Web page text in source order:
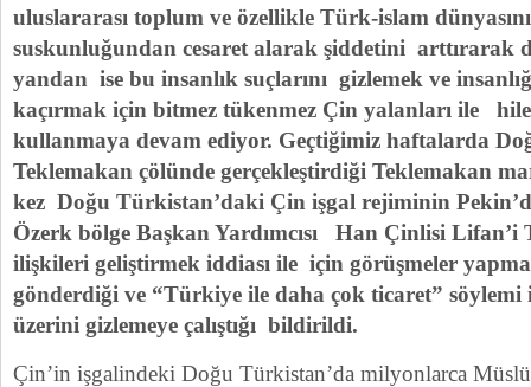
uluslararası toplum ve özellikle Türk-islam
suskunluğundan cesaret alarak şiddetini arttırarak
yandan ise bu insanlık suçlarını gizlemek ve
kaçırmak için bitmez tükenmez Çin yalanları ile
kullanmaya devam ediyor. Geçtiğimiz haftalarda
Teklemakan çölünde gerçekleştirdiği Teklemakan
kez Doğu Türkistan’daki Çin işgal rejiminin
Özerk bölge Başkan Yardımcısı Han Çinlisi Lifan’i
ilişkileri geliştirmek iddiası ile için görüşmeler
gönderdiği ve “Türkiye ile daha çok ticaret” söylemi
üzerini gizlemeye çalıştığı bildirildi.
Çin’in işgalindeki Doğu Türkistan’da milyonlarca